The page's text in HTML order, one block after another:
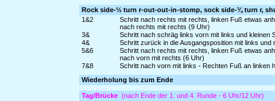
Rock side-½ turn r-out-out-in-stomp, sock side-¾ turn r,
1&2
Schritt nach rechts mit rechts, linken Fuß etwas
nach rechts mit rechts (9 Uhr)
3&
Schritt nach schräg links vorn mit links und kleinen
4&
Schritt zurück in die Ausgangsposition mit links
5&6
Schritt nach rechts mit rechts, linken Fuß etwas
nach vorn mit rechts (6 Uhr)
7&8
Schritt nach vorn mit links - Rechten Fuß an linken
Wiederholung bis zum Ende
Tag/Brücke (nach Ende der 1. und 4. Runde - 6 Uhr/12 Uhr)